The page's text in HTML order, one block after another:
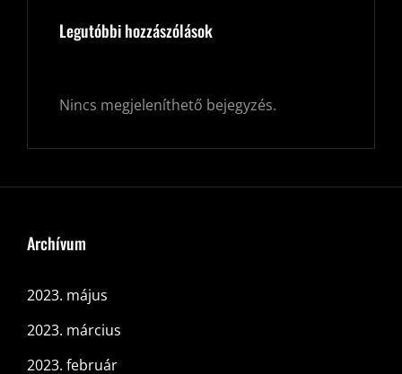
Legutóbbi hozzászólások
Nincs megjeleníthető bejegyzés.
Archívum
2023. május
2023. március
2023. február